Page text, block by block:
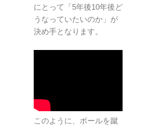
にとって「5年後10年後ど
うなっていたいのか」が
決め手となります。
このように、ボールを蹴